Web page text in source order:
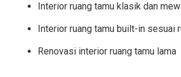
Interior ruang tamu klasik dan
Interior ruang tamu built-in sesuai
Renovasi interior ruang tamu lama